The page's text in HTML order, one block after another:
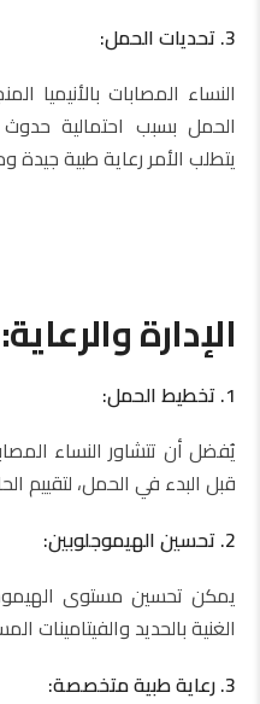
3. تحديات الحمل:
النساء المصابات بالأنيميا
الحمل بسبب احتمالية
يتطلب الأمر رعاية طبية جيدة
الإدارة والرعاية:
1. تخطيط الحمل:
يُفضل أن تتشاور النساء
قبل البدء في الحمل، لتقييم
2. تحسين الهيموجلوبين:
يمكن تحسين مستوى
الغنية بالحديد
3. رعاية طبية متخصصة: